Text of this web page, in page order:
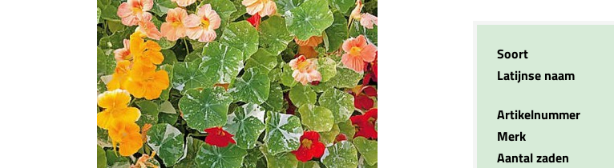
Soort
Latijnse naam
Artikelnummer
Merk
Aantal zaden